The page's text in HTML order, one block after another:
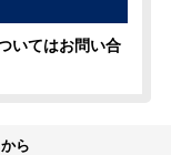
いてはお問い合
ら